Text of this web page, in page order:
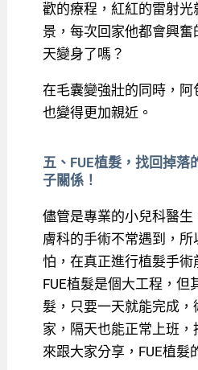
歡的療程，紅紅的雷射
景，每次回家他都會興
天變身了嗎？
在毛囊變強壯的同時，
也變得更加親近。
五、FUE植髮，找回掉落
子關係！
儘管是專業的小兒科醫
膚科的手術不常遇到，
怕，在真正進行植髮手
FUE植髮是個大工程，但
髮，只要一天就能完成，
家， 隔天也能正常上班
來跟大家分享，FUE植髮